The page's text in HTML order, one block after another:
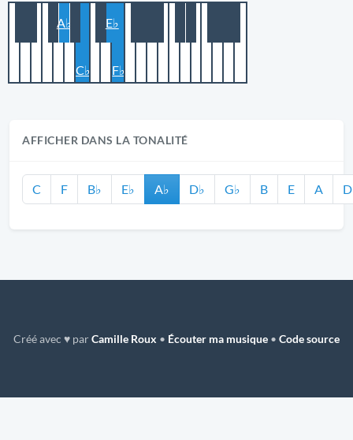
A♭
C♭
E♭
F♭
AFFICHER DANS LA TONALITÉ
C F B♭ E♭ A♭ D♭ G♭ B E A D
Créé avec ♥ parCamille Roux • Écouter ma musique • Code source